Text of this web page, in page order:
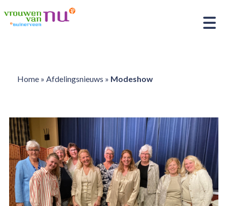
Home» Afdelingsnieuws » Modeshow